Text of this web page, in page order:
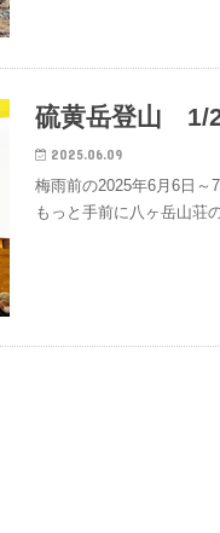
硫黄岳登山 1/
2025.06.09
梅雨前の2025年6月6日～
もっと手前に八ヶ岳山荘